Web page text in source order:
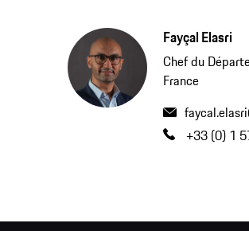
Fayçal Elasri
Chef du
France
+33 (0) 1